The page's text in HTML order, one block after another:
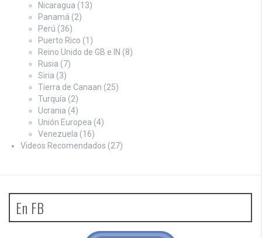
Nicaragua (13)
Panamá (2)
Perú (36)
Puerto Rico (1)
Reino Unido de GB e IN (8)
Rusia (7)
Siria (3)
Tierra de Canaan (25)
Turquía (2)
Ucrania (4)
Unión Europea (4)
Venezuela (16)
Videos Recomendados (27)
En FB